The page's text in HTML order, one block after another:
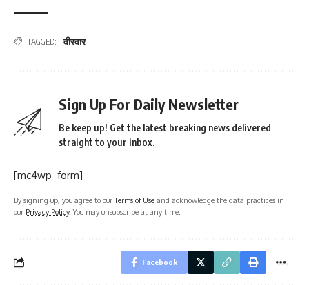
TAGGED: वीरवार
Sign Up For Daily Newsletter
Be keep up! Get the latest breaking news delivered
straight to your inbox.
[mc4wp_form]
By signing up, you agree to ourTerms of Use and acknowledge the data practices in
our Privacy Policy. You may unsubscribe at any time.
Facebook